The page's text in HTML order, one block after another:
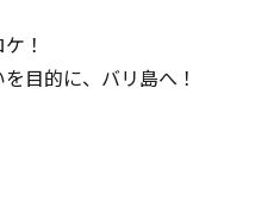
！
目的に、バリ島へ！